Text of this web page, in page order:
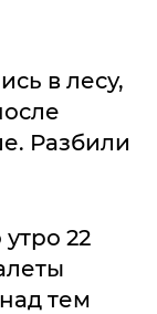
в лесу,
Разбили
22
тем